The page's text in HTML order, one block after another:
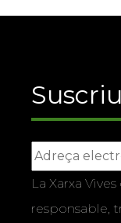
La Xarxa
responsable,